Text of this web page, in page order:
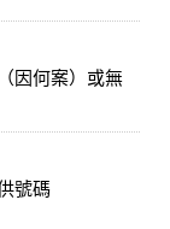
因何案）或無
號碼